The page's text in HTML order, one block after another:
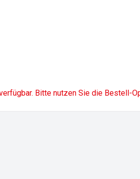
Bitte nutzen Sie die Bestell-